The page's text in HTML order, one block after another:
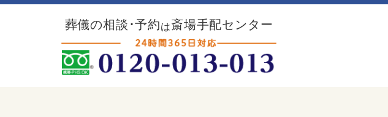
葬儀の相談･予約は斎場手配センター